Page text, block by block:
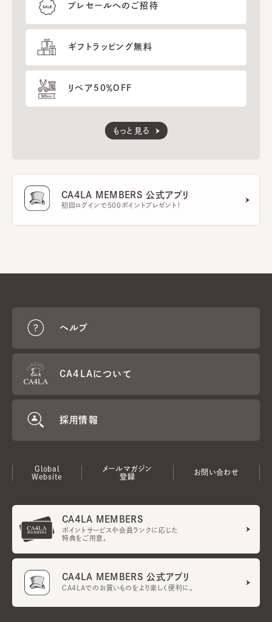
プレセールへのご招待
ギフトラッピング無料
リペア50％OFF
もっと見る
CA4LA MEMBERS 公式アプリ
初回ログインで500ポイントプレゼント！
ヘルプ
CA4LAについて
採用情報
Global
Website
メールマガジン
登録
お問い合わせ
CA4LA MEMBERS
ポイントサービスや会員ランクに応じた
特典をご用意。
CA4LA MEMBERS 公式アプリ
CA4LAでのお買いものをより楽しく便利に。